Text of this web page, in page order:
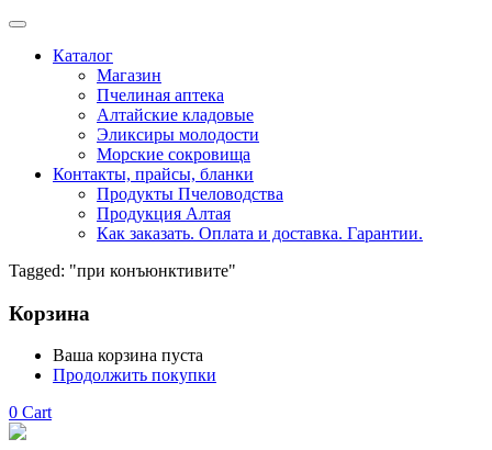
Каталог
Магазин
Пчелиная аптека
Алтайские кладовые
Эликсиры молодости
Морские сокровища
Контакты, прайсы, бланки
Продукты Пчеловодства
Продукция Алтая
Как заказать. Оплата и доставка. Гарантии.
Tagged: "при конъюнктивите"
Корзина
Ваша корзина пуста
Продолжить покупки
0 Cart